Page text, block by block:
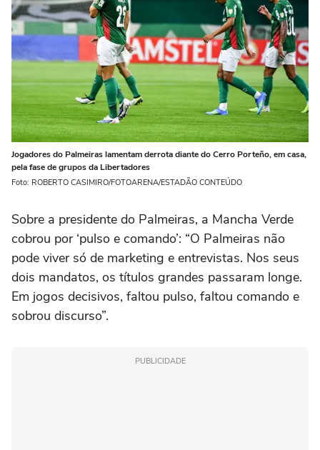
Jogadores do Palmeiras lamentam derrota diante do Cerro Porteño, em casa,
pela fase de grupos da Libertadores
Foto: ROBERTO CASIMIRO/FOTOARENA/ESTADÃO CONTEÚDO
Sobre a presidente do Palmeiras, a Mancha Verde
cobrou por ‘pulso e comando’: “O Palmeiras não
pode viver só de marketing e entrevistas. Nos seus
dois mandatos, os títulos grandes passaram longe.
Em jogos decisivos, faltou pulso, faltou comando e
sobrou discurso”.
PUBLICIDADE